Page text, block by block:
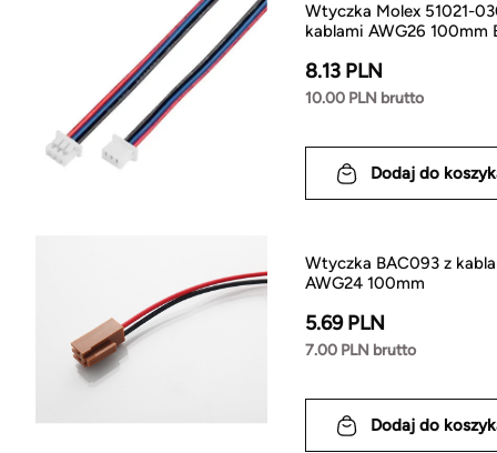
Wtyczka Molex 51021-
kablami AWG26 100mm
8.13 PLN
10.00 PLN brutto
Dodaj do
Wtyczka BAC093 z
AWG24 100mm
5.69 PLN
7.00 PLN brutto
Dodaj do